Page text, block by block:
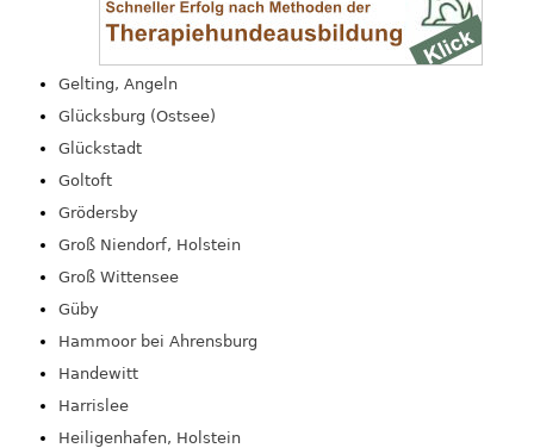
Gelting, Angeln
Glücksburg (Ostsee)
Glückstadt
Goltoft
Grödersby
Groß Niendorf, Holstein
Groß Wittensee
Güby
Hammoor bei Ahrensburg
Handewitt
Harrislee
Heiligenhafen, Holstein